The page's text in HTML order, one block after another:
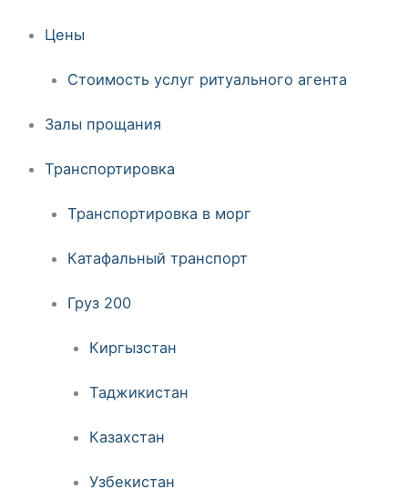
Цены
Стоимость услуг ритуального агента
Залы прощания
Транспортировка
Транспортировка в морг
Катафальный транспорт
Груз 200
Киргызстан
Таджикистан
Казахстан
Узбекистан